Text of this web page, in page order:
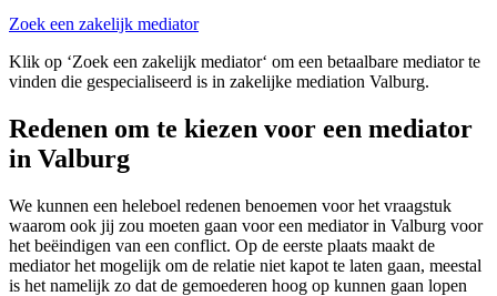
Zoek een zakelijk mediator
Klik op ‘Zoek een zakelijk mediator‘ om een betaalbare mediator te
vinden die gespecialiseerd is in zakelijke mediation Valburg.
Redenen om te kiezen voor een mediator
in Valburg
We kunnen een heleboel redenen benoemen voor het vraagstuk
waarom ook jij zou moeten gaan voor een mediator in Valburg voor
het beëindigen van een conflict. Op de eerste plaats maakt de
mediator het mogelijk om de relatie niet kapot te laten gaan, meestal
is het namelijk zo dat de gemoederen hoog op kunnen gaan lopen